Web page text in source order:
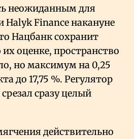
неожиданным для
Finance накануне
Нацбанк сохранит
их оценке, пространство
но максимум на 0,25
до 17,75 %. Регулятор
сразу целый
действительно